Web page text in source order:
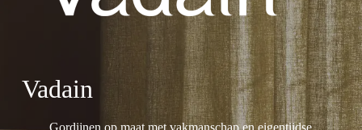
Vadain
Gordijnen op maat met vakmanschap en eigentijdse